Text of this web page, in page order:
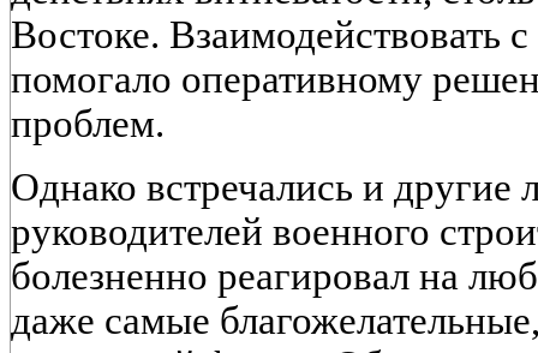
Востоке. Взаимодействовать
помогало оперативному
проблем.
Однако встречались и
руководителей военного
болезненно реагировал на
даже самые